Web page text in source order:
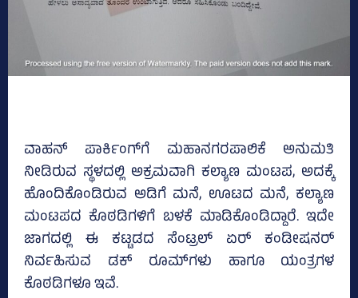
ವಾಹನ್ ಪಾರ್ಕಿಂಗ್‌ಗೆ ಮಹಾನಗರಪಾಲಿಕೆ ಅನುಮತಿ
ನೀಡಿರುವ ಸ್ಥಳದಲ್ಲಿ ಅಕ್ರಮವಾಗಿ ಕಲ್ಯಾಣ ಮಂಟಪ, ಅದಕ್ಕೆ
ಹೊಂದಿಕೊಂಡಿರುವ ಅಡಿಗೆ ಮನೆ, ಊಟದ ಮನೆ, ಕಲ್ಯಾಣ
ಮಂಟಪದ ಕೊಠಡಿಗಳಿಗೆ ಬಳಕೆ ಮಾಡಿಕೊಂಡಿದ್ದಾರೆ. ಇದೇ
ಜಾಗದಲ್ಲಿ ಈ ಕಟ್ಟಡದ ಸೆಂಟ್ರಲ್‌ ಏರ್‌ ಕಂಡೀಷನರ್‌
ನಿರ್ವಹಿಸುವ ಡಕ್‌ ರೂಮ್‌ಗಳು ಹಾಗೂ ಯಂತ್ರಗಳ
ಕೊಠಡಿಗಳೂ ಇವೆ.